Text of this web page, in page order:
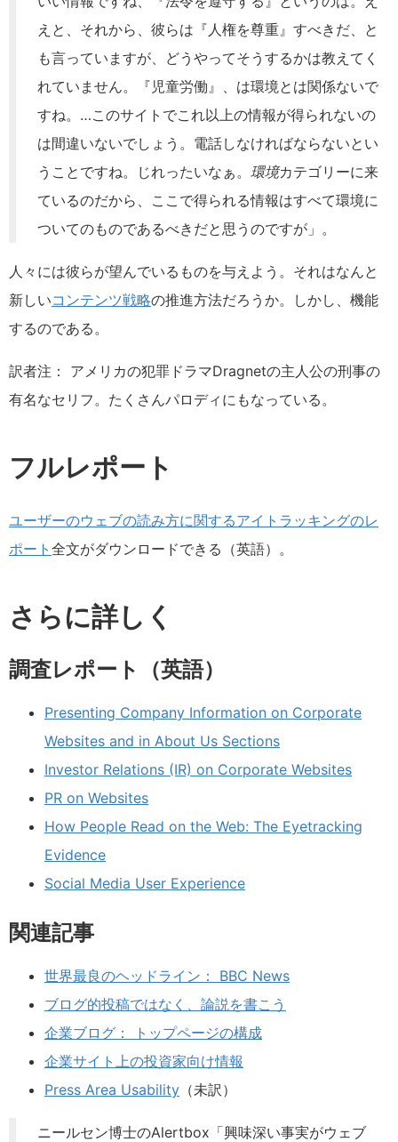
えと、それから、彼らは『人権を尊重』すべきだ、と
も言っていますが、どうやってそうするかは教えてく
れていません。『児童労働』、は環境とは関係ないで
すね。…このサイトでこれ以上の情報が得られないの
は間違いないでしょう。電話しなければならないとい
うことですね。じれったいなぁ。 環境カテゴリーに来
ているのだから、ここで得られる情報はすべて環境に
ついてのものであるべきだと思うのですが」。
人々には彼らが望んでいるものを与えよう。それはなんと
新しいコンテンツ戦略の推進方法だろうか。しかし、機能
するのである。
訳者注： アメリカの犯罪ドラマDragnetの主人公の刑事の
有名なセリフ。たくさんパロディにもなっている。
フルレポート
ユーザーのウェブの読み方に関するアイトラッキングのレ
ポート 全文がダウンロードできる（英語）。
さらに詳しく
調査レポート（英語）
Presenting Company Information on Corporate
Websites and in About Us Sections
Investor Relations (IR) on Corporate Websites
PR on Websites
How People Read on the Web: The Eyetracking
Evidence
Social Media User Experience
関連記事
世界最良のヘッドライン： BBC News
ブログ的投稿ではなく、論説を書こう
企業ブログ： トップページの構成
企業サイト上の投資家向け情報
Press Area Usability （未訳）
ニールセン博士のAlertbox「興味深い事実がウェブ